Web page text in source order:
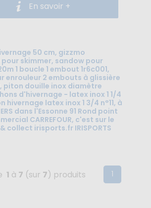
En savoir +
50 cm, gizzmo
skimmer, sandow pour
1 boucle 1 embout 1r6c001,
enrouleur 2 embouts à glissière
piton douille inox diamètre
d'hivernage - latex inox 1 1/4
hivernage latex inox 1 3/4 n°11, à
dans l'Essonne 91 Rond point
CARREFOUR, c'est sur le
collect irisports.fr IRISPORTS
1 à 7 (sur 7) produits 1